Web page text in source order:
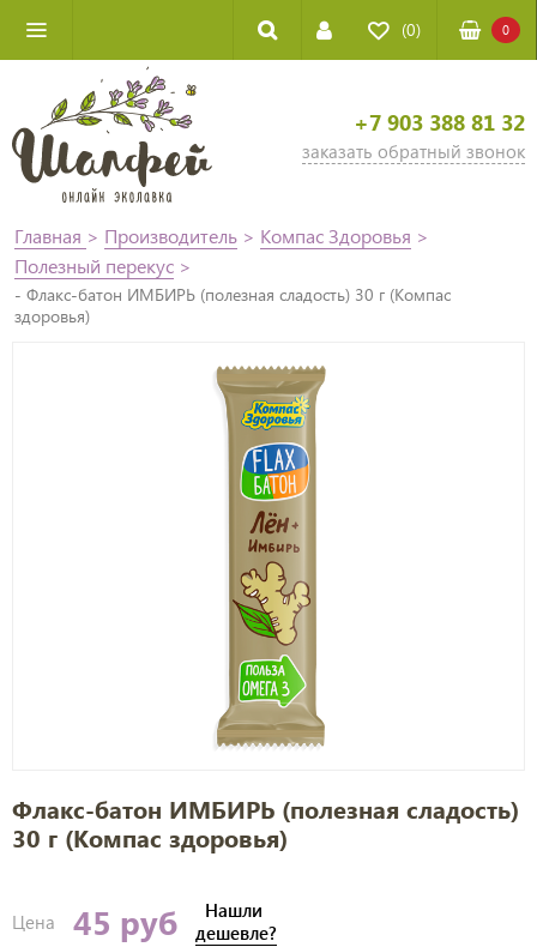
(0) 0
+7 903 388 81 32
заказать обратный звонок
Главная > Производитель > Компас Здоровья >
Полезный перекус >
- Флакс-батон ИМБИРЬ (полезная сладость) 30 г (Компас
здоровья)
Флакс-батон ИМБИРЬ (полезная сладость)
30 г (Компас здоровья)
Цена 45 руб
Нашли
дешевле?